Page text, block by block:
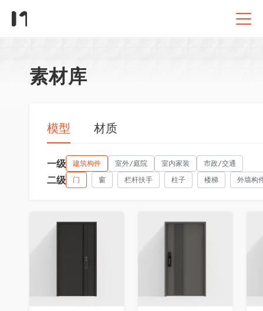
素材库
模型 材质
一级 建筑构件 室外/庭院 室内家装 市政/交通
二级 门 窗 栏杆扶手 柱子 楼梯 外墙构
收藏 收藏